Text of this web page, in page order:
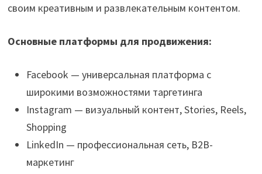
своим креативным и развлекательным контентом.
Основные платформы для продвижения:
Facebook — универсальная платформа с
широкими возможностями таргетинга
Instagram — визуальный контент, Stories, Reels,
Shopping
LinkedIn — профессиональная сеть, B2B-
маркетинг